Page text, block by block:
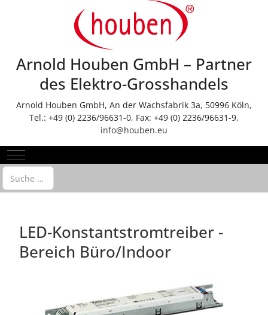
Arnold Houben GmbH – Partner
des Elektro-Grosshandels
Arnold Houben GmbH, An der Wachsfabrik 3a, 50996 Köln,
Tel.: +49 (0) 2236/96631-0, Fax: +49 (0) 2236/96631-9,
info@houben.eu
Mobile Menu Toggle
Suchen
LED-Konstantstromtreiber -
Bereich Büro/Indoor